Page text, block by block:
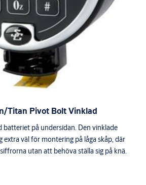
Titan Pivot Bolt Vinklad
batteriet på undersidan. Den vinklade
extra väl för montering på låga skåp, där
utan att behöva ställa sig på knä.